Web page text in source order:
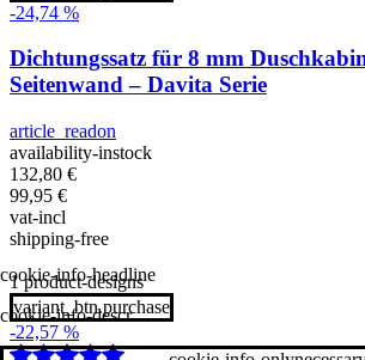
-24,74 %
Dichtungssatz für 8 mm
Seitenwand – Davita Serie
article_readon
availability-instock
132,80 €
99,95 €
vat-incl
shipping-free
1 product-designs
variant_btn.purchase
-22,57 %
cookie-info-descr